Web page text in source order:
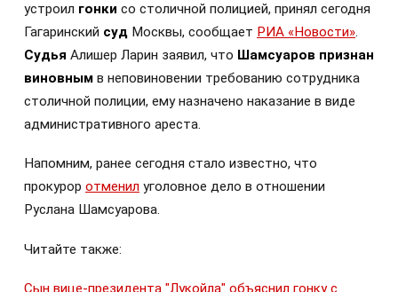
устроил гонки со столичной полицией, принял сегодня
Гагаринский суд Москвы, сообщает РИА «Новости».
Судья Алишер Ларин заявил, что Шамсуаров признан
виновным в неповиновении требованию сотрудника
столичной полиции, ему назначено наказание в виде
административного ареста.
Напомним, ранее сегодня стало известно, что
прокурор отменил уголовное дело в отношении
Руслана Шамсуарова.
Читайте также:
Сын вице-президента "Лукойла" объяснил гонку с